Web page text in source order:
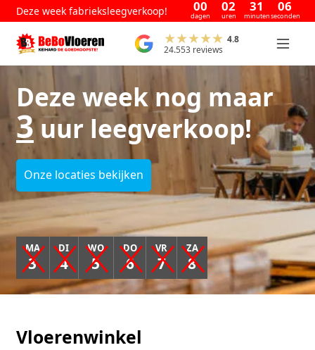
Deze week fabrieksleegverkoop! 00
dagen
02
uren
31
minuten
05
seconden
4.8
24.553 reviews
Deze week nog maar
3uur leegverkoop!
Onze locaties bekijken
MA
3
DI
4
WO
5
DO
6
VR
7
ZA
8
Vloerenwinkel